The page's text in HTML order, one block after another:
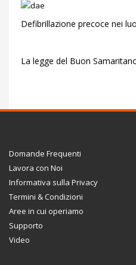
Defibrillazione precoce nei
La legge del Buon
Domande Frequenti
Lavora con Noi
Informativa sulla Privacy
Termini & Condizioni
Aree in cui operiamo
Supporto
Video